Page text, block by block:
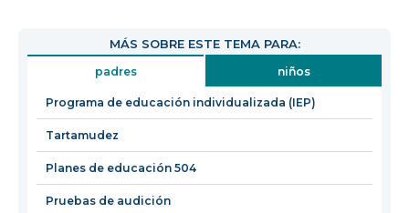
en
una
nueva
ventana
MÁS SOBRE ESTE TEMA PARA:
padres niños
Programa de educación individualizada (IEP)
Tartamudez
Planes de educación 504
Pruebas de audición